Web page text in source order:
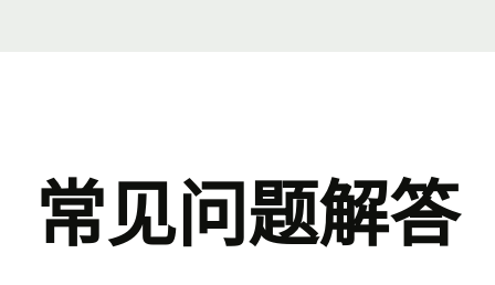
常见问题解答